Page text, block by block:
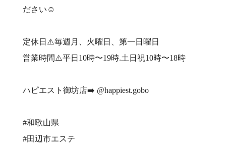
ださい☺️
定休日⚠️毎週月、火曜日、第一日曜日
営業時間⚠️平日10時〜19時.土日祝10時〜18時
ハピエスト御坊店➡️ @happiest.gobo
#和歌山県
#田辺市エステ